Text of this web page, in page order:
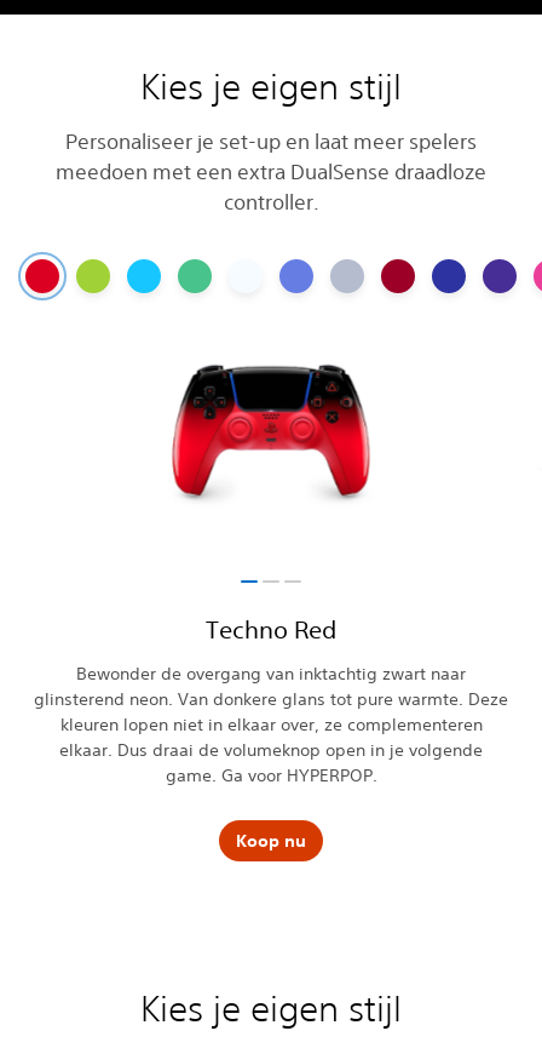
Kies je eigen stijl
Personaliseer je set-up en laat meer spelers
meedoen met een extra DualSense draadloze
controller.
Techno Red
Bewonder de overgang van inktachtig zwart naar
glinsterend neon. Van donkere glans tot pure warmte. Deze
kleuren lopen niet in elkaar over, ze complementeren
elkaar. Dus draai de volumeknop open in je volgende
game. Ga voor HYPERPOP.
Koop nu
Kies je eigen stijl